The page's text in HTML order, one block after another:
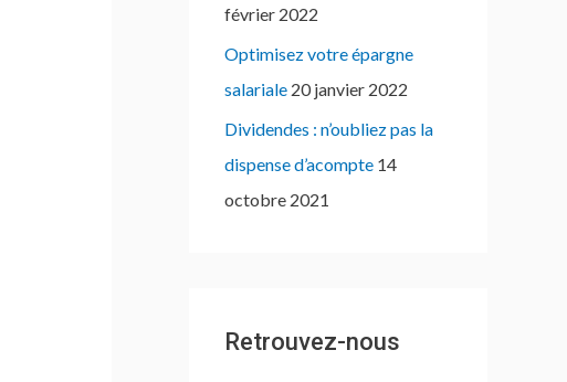
février 2022
Optimisez votre épargne
salariale 20 janvier 2022
Dividendes : n’oubliez pas la
dispense d’acompte 14
octobre 2021
Retrouvez-nous